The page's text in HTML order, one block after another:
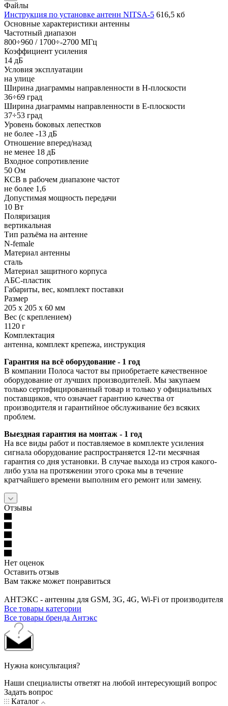
Файлы
Инструкция по установке антенн NITSA-5 616,5 кб
Основные характеристики антенны
Частотный диапазон
800÷960 / 1700÷-2700 МГц
Коэффициент усиления
14 дБ
Условия эксплуатации
на улице
Ширина диаграммы направленности в H-плоскости
36÷69 град
Ширина диаграммы направленности в E-плоскости
37÷53 град
Уровень боковых лепестков
не более -13 дБ
Отношение вперед/назад
не менее 18 дБ
Входное сопротивление
50 Ом
КСВ в рабочем диапазоне частот
не более 1,6
Допустимая мощность передачи
10 Вт
Поляризация
вертикальная
Тип разъёма на антенне
N-female
Материал антенны
сталь
Материал защитного корпуса
АБС-пластик
Габариты, вес, комплект поставки
Размер
205 х 205 х 60 мм
Вес (с креплением)
1120 г
Комплектация
антенна, комплект крепежа, инструкция
Гарантия на всё оборудование - 1 год
В компании Полоса частот вы приобретаете качественное
оборудование от лучших производителей. Мы закупаем
только сертифицированный товар и только у официальных
поставщиков, что означает гарантию качества от
производителя и гарантийное обслуживание без всяких
проблем.
Выездная гарантия на монтаж - 1 год
На все виды работ и поставляемое в комплекте усиления
сигнала оборудование распространяется 12-ти месячная
гарантия со дня установки. В случае выхода из строя какого-
либо узла на протяжении этого срока мы в течение
кратчайшего времени выполним его ремонт или замену.
Отзывы
Нет оценок
Оставить отзыв
Вам также может понравиться
АНТЭКС - антенны для GSM, 3G, 4G, Wi-Fi от производителя
Все товары категории
Все товары бренда Антэкс
Нужна консультация?
Наши специалисты ответят на любой интересующий вопрос
Задать вопрос
Каталог